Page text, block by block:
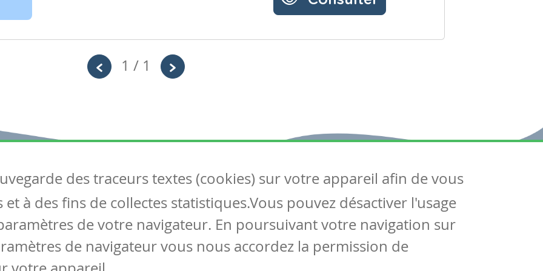
1 / 1
Articles
Tous les articles
Articles DYS
Circulaires
Suivez-nous
Contactez-nous
Soutien scolaire
des traceurs textes (cookies) sur votre appareil afin de vous
à des fins de collectes statistiques.Vous pouvez désactiver l'usage
de votre navigateur. En poursuivant votre navigation sur
de navigateur vous nous accordez la permission de